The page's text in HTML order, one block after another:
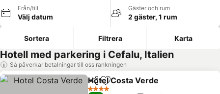
Från/till
Välj datum
Gäster och rum
2 gäster, 1 rum
Sortera Filtrera Karta
Hotell med parkering i Cefalu, Italien
Så påverkar betalningar till oss rankningen
Dela Lägg till i Mina Favoriter
Hotel Costa Verde
4 Stjärnor